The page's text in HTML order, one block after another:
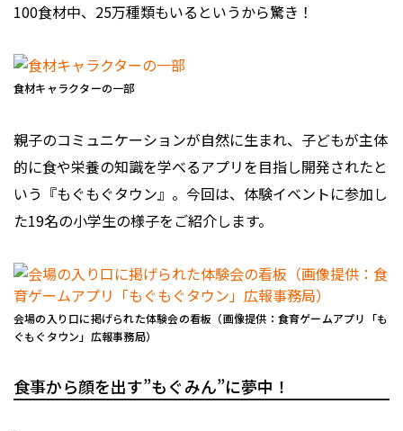
100食材中、25万種類もいるというから驚き！
食材キャラクターの一部
親子のコミュニケーションが自然に生まれ、子どもが主体
的に食や栄養の知識を学べるアプリを目指し開発されたと
いう『もぐもぐタウン』。今回は、体験イベントに参加し
た19名の小学生の様子をご紹介します。
会場の入り口に掲げられた体験会の看板（画像提供：食育ゲームアプリ「も
ぐもぐタウン」広報事務局）
食事から顔を出す”もぐみん”に夢中！